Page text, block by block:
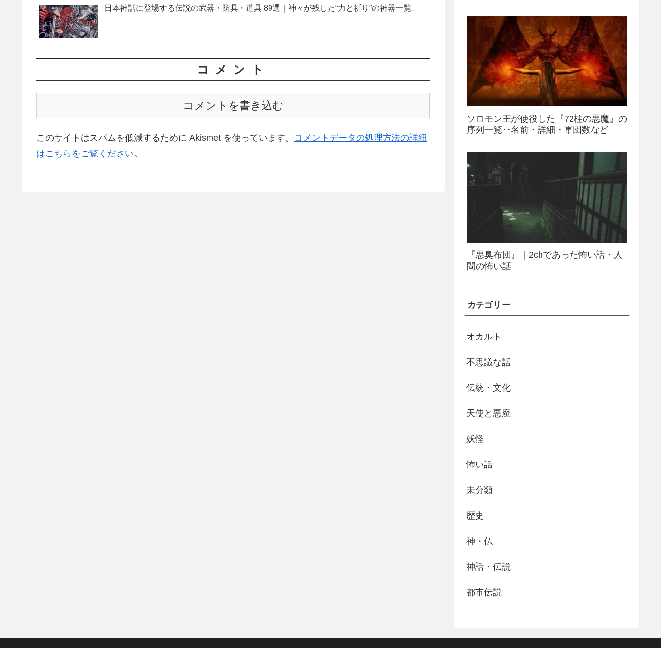
日本神話に登場する伝説の武器・防具・道具 89選｜神々が残した“力と祈り”の神器一覧
コメント
コメントを書き込む
このサイトはスパムを低減するために Akismet を使っています。 コメントデータの処理方法の詳細
はこちらをご覧ください。
ソロモン王が使役した『72柱の悪魔』の
序列一覧‥名前・詳細・軍団数など
『悪臭布団』｜2chであった怖い話・人
間の怖い話
カテゴリー
オカルト
不思議な話
伝統・文化
天使と悪魔
妖怪
怖い話
未分類
歴史
神・仏
神話・伝説
都市伝説